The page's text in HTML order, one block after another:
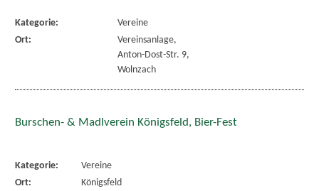
Kategorie:
Vereine
Ort:
Vereinsanlage,
Anton-Dost-Str. 9,
Wolnzach
Burschen- & Madlverein Königsfeld, Bier-Fest
Kategorie:
Vereine
Ort:
Königsfeld